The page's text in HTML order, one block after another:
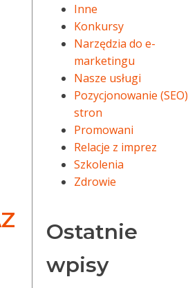
Inne
Konkursy
Narzędzia do e-
marketingu
Nasze usługi
Pozycjonowanie (SEO)
stron
Promowani
Relacje z imprez
Szkolenia
Zdrowie
Ostatnie
wpisy